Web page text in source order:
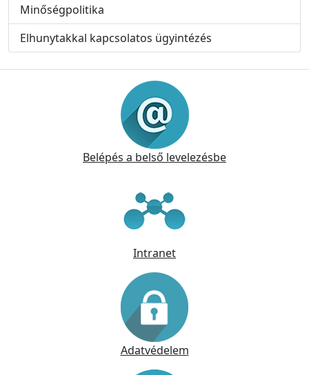
Minőségpolitika
Elhunytakkal kapcsolatos ügyintézés
Belépés a belső levelezésbe
Intranet
Adatvédelem